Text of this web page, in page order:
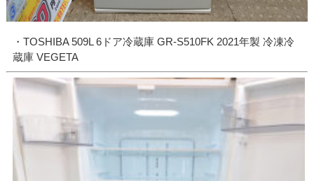
・TOSHIBA 509L 6ドア冷蔵庫 GR-S510FK 2021年製 冷凍冷
蔵庫 VEGETA